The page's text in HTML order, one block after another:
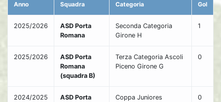
Anno Squadra Categoria Gol
2025/2026
ASD Porta
Romana
Seconda Categoria
Girone H
1
2025/2026
ASD Porta
Romana
(squadra B)
Terza Categoria Ascoli
Piceno Girone G
0
2024/2025
ASD Porta
Coppa Juniores
0